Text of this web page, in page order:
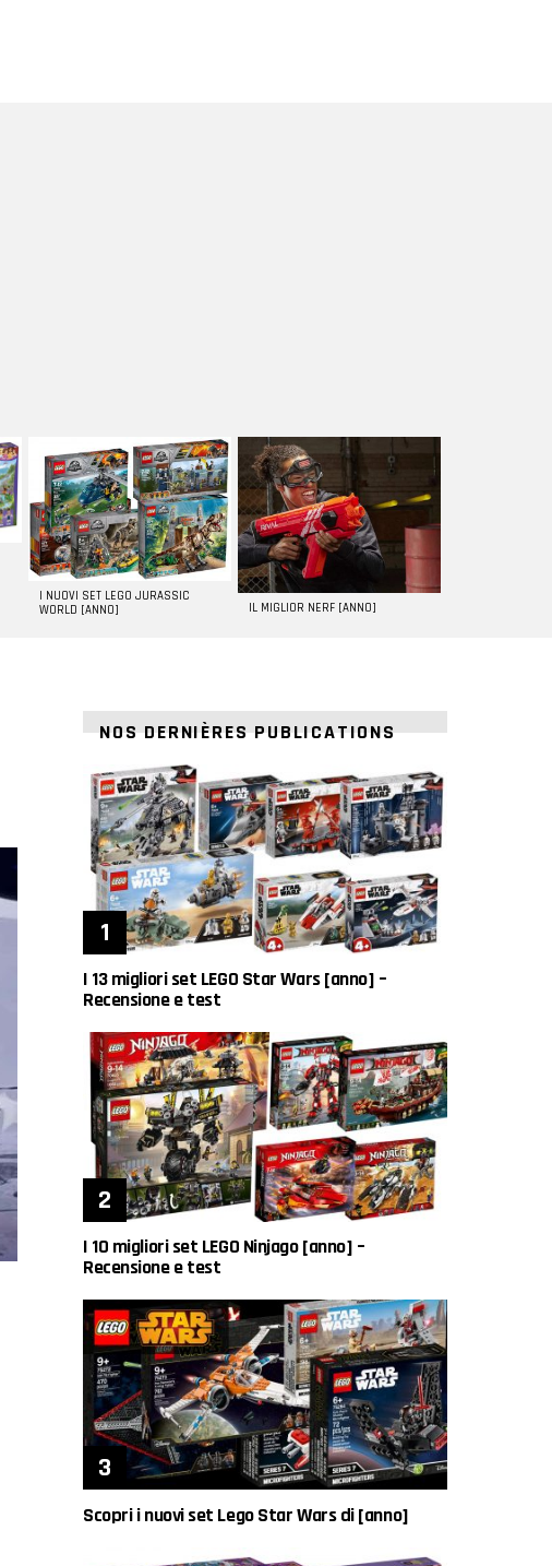
I NUOVI SET LEGO JURASSIC
WORLD [ANNO]
IL MIGLIOR NERF [ANNO]
NOS DERNIÈRES PUBLICATIONS
I 13 migliori set LEGO Star Wars [anno] –
Recensione e test
I 10 migliori set LEGO Ninjago [anno] –
Recensione e test
Scopri i nuovi set Lego Star Wars di [anno]